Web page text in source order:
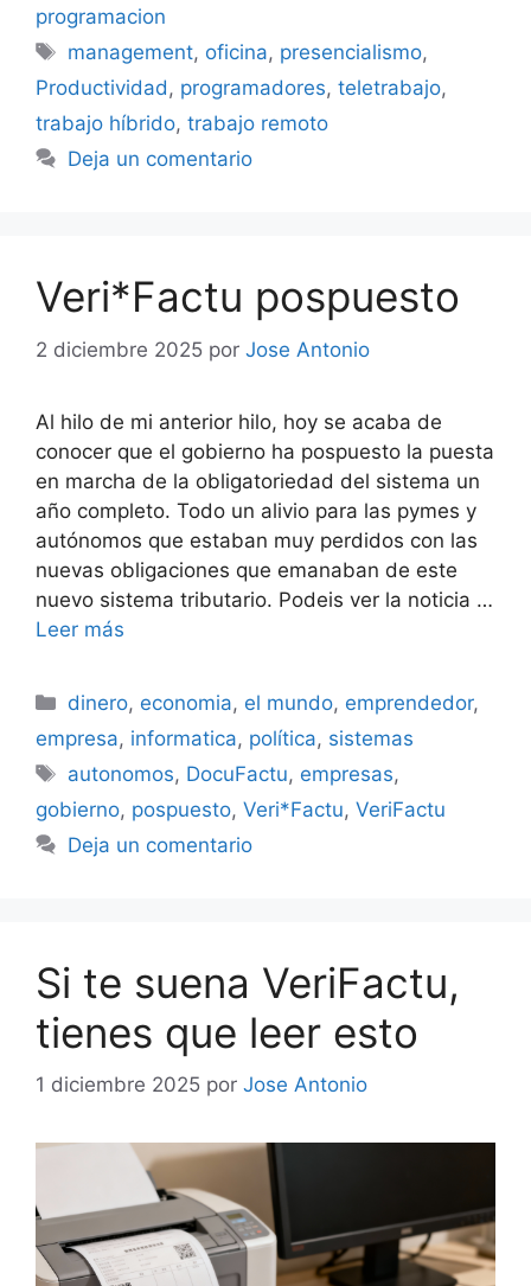
programacion
Etiquetas
management, oficina, presencialismo,
Productividad, programadores, teletrabajo,
trabajo híbrido, trabajo remoto
Deja un comentario
Veri*Factu pospuesto
2 diciembre 2025 por Jose Antonio
Al hilo de mi anterior hilo, hoy se acaba de
conocer que el gobierno ha pospuesto la puesta
en marcha de la obligatoriedad del sistema un
año completo. Todo un alivio para las pymes y
autónomos que estaban muy perdidos con las
nuevas obligaciones que emanaban de este
nuevo sistema tributario. Podeis ver la noticia …
Leer más
Categorías
dinero, economia, el mundo, emprendedor,
empresa, informatica, política, sistemas
Etiquetas
autonomos, DocuFactu, empresas,
gobierno, pospuesto, Veri*Factu, VeriFactu
Deja un comentario
Si te suena VeriFactu,
tienes que leer esto
1 diciembre 2025 por Jose Antonio